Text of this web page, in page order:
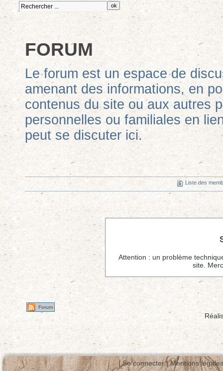
FORUM
Le forum est un espace de
amenant des informations, en
contenus du site ou aux autres
personnelles ou familiales en
peut se discuter ici.
Liste des
Attention : un problème
site.
Forum
|Se connecter|Mentions légales